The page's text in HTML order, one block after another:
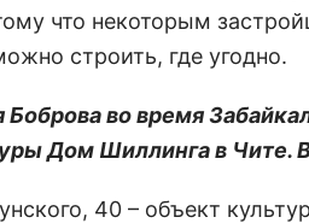
что некоторым
строить, где угодно.
во время
Дом Шиллинга в Чите.
40 – объект